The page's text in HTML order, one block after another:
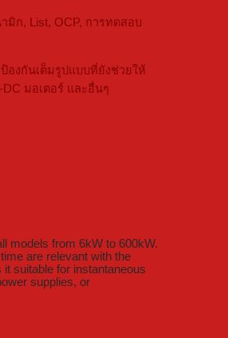
มิก, List, OCP, การทดสอบ
องกันเต็มรูปแบบที่ยังช่วยให้
มอเตอร์ และอื่นๆ
models from 6kW to 600kW.
are relevant with the
suitable for instantaneous
supplies, or